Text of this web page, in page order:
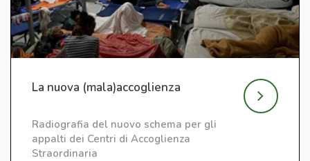
La nuova (mala)accoglienza
Radiografia del nuovo schema per gli
appalti dei Centri di Accoglienza
Straordinaria